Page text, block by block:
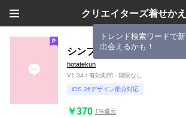
クリエイターズ着せかえ
トレンド検索ワードで
出会えるかも！
シンプル（ピンク)V.1943
hotatekun
V1.34 / 有効期間 - 期限なし
iOS 26デザイン部分対応
￥370 1%還元